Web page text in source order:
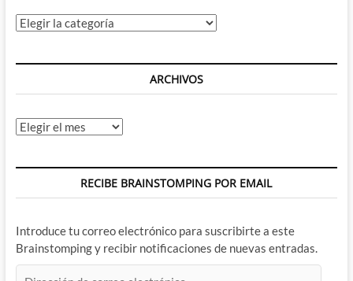
Categorías
ARCHIVOS
Archivos
RECIBE BRAINSTOMPING POR EMAIL
Introduce tu correo electrónico para suscribirte a este
Brainstomping y recibir notificaciones de nuevas entradas.